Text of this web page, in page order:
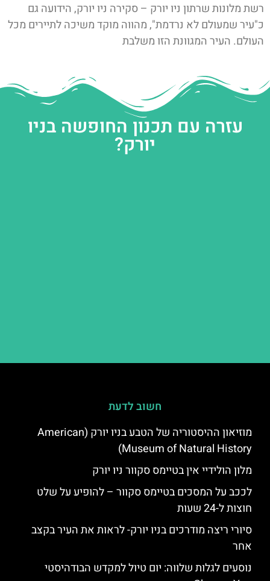
רשת מלונות שרתון ניו יורק – סקירה ניו יורק, הידועה גם
כ"עיר שמעולם לא נרדמת", מהווה מוקד משיכה לתיירים מכל
העולם. העיר המגוונת הזו משלבת
עזרה עם תכנון החופשה בניו
יורק?
חשוב לדעת
מוזיאון ההיסטוריה של הטבע בניו יורק (American
Museum of Natural History)
מלון הולידיי אין בטיימס סקוור ניו יורק
לככב על המסכים בטיימס סקוור – להופיע על שלט
חוצות ל-24 שעות
סיורי ריצה מודרכים בניו יורק- לראות את העיר בקצב
אחר
נוסעים לגלות שלווה: יום טיול למקדש הבודהיסטי